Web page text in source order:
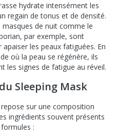
hydrate intensément les
regain de tonus et de densité.
masques de nuit comme le
par exemple, sont
les peaux fatiguées. En
où la peau se régénère, ils
les signes de fatigue au réveil.
Sleeping Mask
sur une composition
ingrédients souvent présents
: